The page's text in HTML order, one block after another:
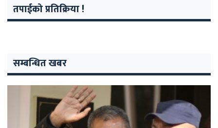
तपाईको प्रतिक्रिया !
सम्बन्धित खबर